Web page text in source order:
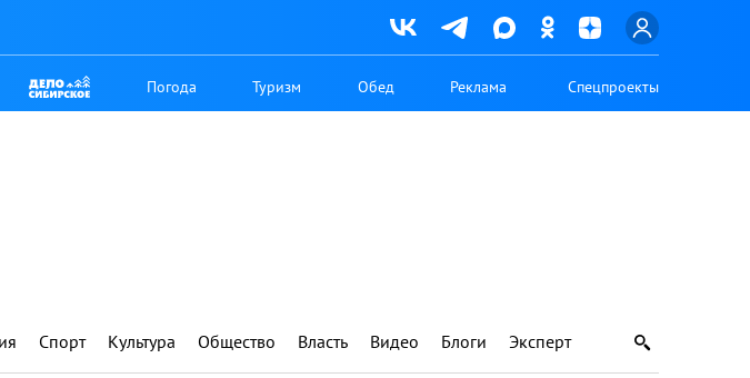
Погода Туризм Обед Реклама Спецпроекты
Спорт Культура Общество Власть Видео Блоги Эксперт